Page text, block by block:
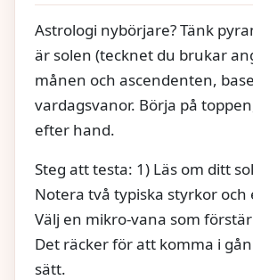
Astrologi nybörjare? Tänk
är solen (tecknet du brukar
månen och ascendenten,
vardagsvanor. Börja på
efter hand.
Steg att testa: 1) Läs om ditt
Notera två typiska styrkor
Välj en mikro-vana som
Det räcker för att komma i
sätt.